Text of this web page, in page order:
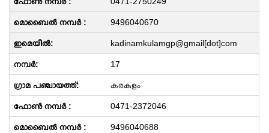
9496040670
kadinamkulamgp@gmail[dot]com
17
കരകുളം
0471-2372046
9496040688